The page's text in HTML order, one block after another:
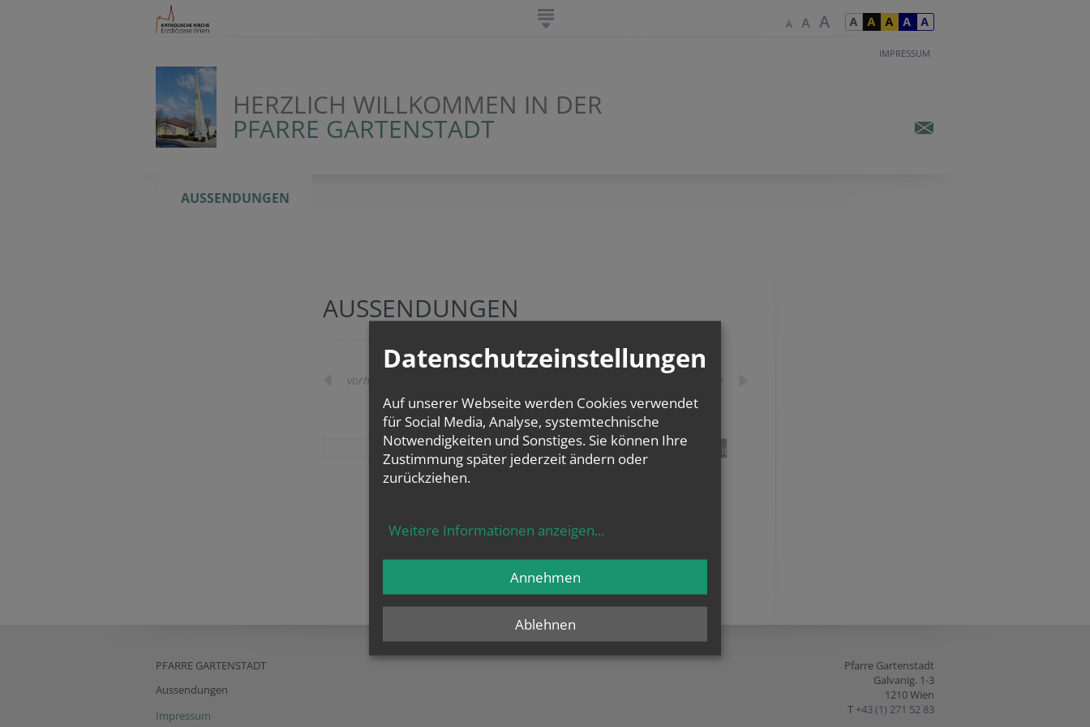
IMPRESSUM
HERZLICH WILLKOMMEN IN DER
PFARRE GARTENSTADT
AUSSENDUNGEN
AUSSENDUNGEN
vorherige weitere
teilen tweet pin it
PFARRE GARTENSTADT
Aussendungen
Impressum
Pfarre Gartenstadt
Galvanig. 1-3
1210 Wien
T +43 (1) 271 52 83
Datenschutzeinstellungen
Auf unserer Webseite werden Cookies verwendet
für Social Media, Analyse, systemtechnische
Notwendigkeiten und Sonstiges. Sie können Ihre
Zustimmung später jederzeit ändern oder
zurückziehen.
Weitere Informationen anzeigen...
Ablehnen
Annehmen